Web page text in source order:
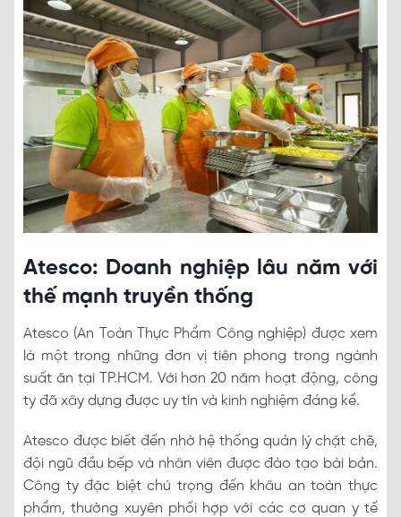
Atesco: Doanh nghiệp lâu năm với
thế mạnh truyền thống
Atesco (An Toàn Thực Phẩm Công nghiệp) được xem
là một trong những đơn vị tiên phong trong ngành
suất ăn tại TP.HCM. Với hơn 20 năm hoạt động, công
ty đã xây dựng được uy tín và kinh nghiệm đáng kể.
Atesco được biết đến nhờ hệ thống quản lý chặt chẽ,
đội ngũ đầu bếp và nhân viên được đào tạo bài bản.
Công ty đặc biệt chú trọng đến khâu an toàn thực
phẩm, thường xuyên phối hợp với các cơ quan y tế